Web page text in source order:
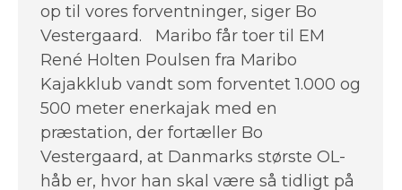
op til vores forventninger, siger Bo
Vestergaard. Maribo får toer til EM
René Holten Poulsen fra Maribo
Kajakklub vandt som forventet 1.000 og
500 meter enerkajak med en
præstation, der fortæller Bo
Vestergaard, at Danmarks største OL-
håb er, hvor han skal være så tidligt på